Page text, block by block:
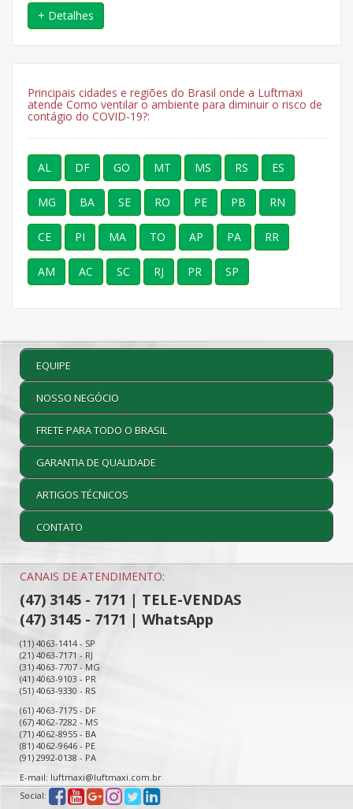
+ Detalhes
Principais cidades e regiões do Brasil onde a Luftmaxi
atende Como ventilar o ambiente para diminuir o risco de
contágio do COVID-19?:
AL DF GO MT MS RS ES
MG BA SE RO PE PB RN
CE PI MA TO AP PA RR
AM AC SC RJ PR SP
EQUIPE
NOSSO NEGÓCIO
FRETE PARA TODO O BRASIL
GARANTIA DE QUALIDADE
ARTIGOS TÉCNICOS
CONTATO
CANAIS DE ATENDIMENTO:
(47) 3145 - 7171 | TELE-VENDAS
(47) 3145 - 7171 | WhatsApp
(11) 4063-1414 - SP
(21) 4063-7171 - RJ
(31) 4063-7707 - MG
(41) 4063-9103 - PR
(51) 4063-9330 - RS
(61) 4063-7175 - DF
(67) 4062-7282 - MS
(71) 4062-8955 - BA
(81) 4062-9646 - PE
(91) 2992-0138 - PA
E-mail: luftmaxi@luftmaxi.com.br
Social: